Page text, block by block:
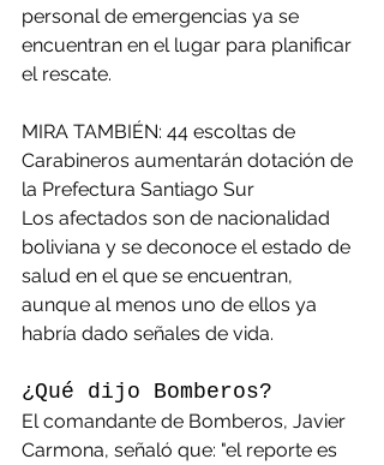
personal de emergencias ya se
encuentran en el lugar para planificar
el rescate.
MIRA TAMBIÉN: 44 escoltas de
Carabineros aumentarán dotación de
la Prefectura Santiago Sur
Los afectados son de nacionalidad
boliviana y se deconoce el estado de
salud en el que se encuentran,
aunque al menos uno de ellos ya
habría dado señales de vida.
¿Qué dijo Bomberos?
El comandante de Bomberos, Javier
Carmona, señaló que: "el reporte es